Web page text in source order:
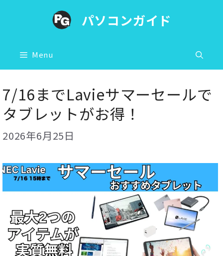
ツ
へ
ス
キ
ッ
パソコンガイド
Menu
7/16までLavieサマーセールで
タブレットがお得！
2026年6月25日